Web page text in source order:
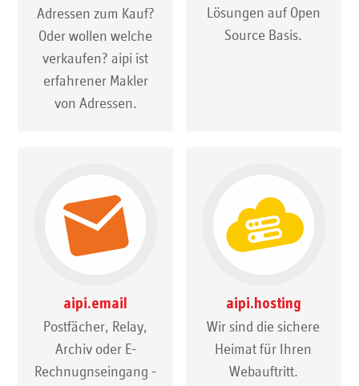
Adressen zum Kauf?
Oder wollen welche
verkaufen? aipi ist
erfahrener Makler
von Adressen.
Lösungen auf Open
Source Basis.
aipi.email
Postfächer, Relay,
Archiv oder E-
Rechnugnseingang -
aipi.hosting
Wir sind die sichere
Heimat für Ihren
Webauftritt.